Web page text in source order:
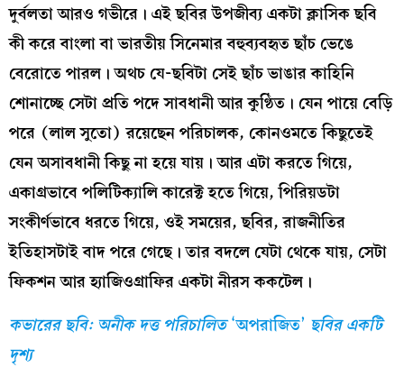
দুর্বলতা আরও গভীরে। এই ছবির উপজীব্য একটা ক্লাসিক ছবি
কী করে বাংলা বা ভারতীয় সিনেমার বহুব্যবহৃত ছাঁচ ভেঙে
বেরোতে পারল। অথচ যে-ছবিটা সেই ছাঁচ ভাঙার কাহিনি
শোনাচ্ছে সেটা প্রতি পদে সাবধানী আর কুণ্ঠিত। যেন পায়ে বেড়ি
পরে (লাল সুতো) রয়েছেন পরিচালক, কোনওমতে কিছুতেই
যেন অসাবধানী কিছু না হয়ে যায়। আর এটা করতে গিয়ে,
একাগ্রভাবে পলিটিক্যালি কারেক্ট হতে গিয়ে, পিরিয়ডটা
সংকীর্ণভাবে ধরতে গিয়ে, ওই সময়ের, ছবির, রাজনীতির
ইতিহাসটাই বাদ পরে গেছে। তার বদলে যেটা থেকে যায়, সেটা
ফিকশন আর হ্যাজিওগ্রাফির একটা নীরস ককটেল।
কভারের ছবি: অনীক দত্ত পরিচালিত‘অপরাজিত’ ছবির একটি
দৃশ্য